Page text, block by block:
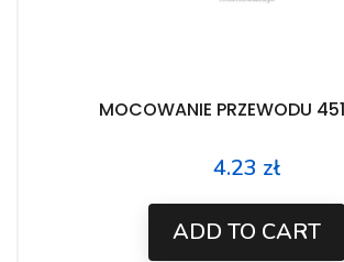
MOCOWANIE PRZEWODU
Price
4.23 zł
ADD TO CART